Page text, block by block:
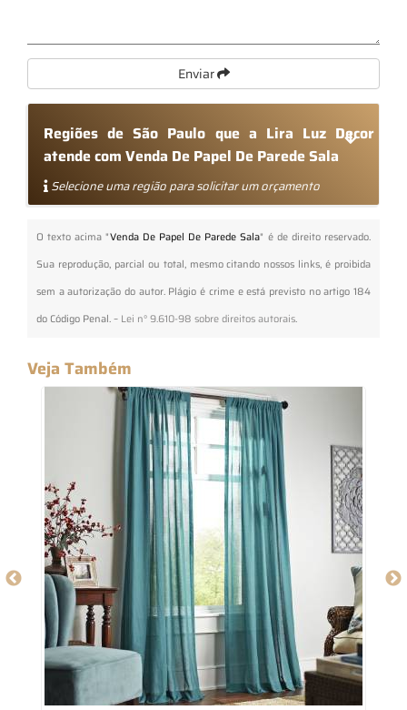
Enviar
Regiões de São Paulo que a Lira Luz Decor
atende com Venda De Papel De Parede Sala
Selecione uma região para solicitar um orçamento
O texto acima "Venda De Papel De Parede Sala" é de direito reservado.
Sua reprodução, parcial ou total, mesmo citando nossos links, é proibida
sem a autorização do autor. Plágio é crime e está previsto no artigo 184
do Código Penal. – Lei n° 9.610-98 sobre direitos autorais.
Veja Também